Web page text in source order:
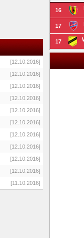
[12.10.2016]
[12.10.2016]
[12.10.2016]
[12.10.2016]
[12.10.2016]
[12.10.2016]
[12.10.2016]
[12.10.2016]
[12.10.2016]
[12.10.2016]
[11.10.2016]
16
17
17